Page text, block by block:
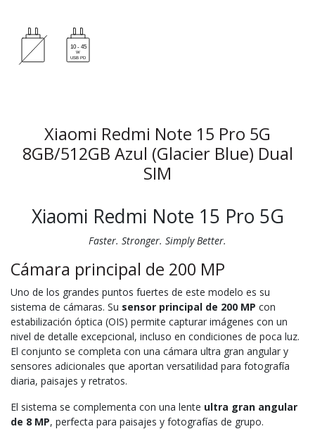
Xiaomi Redmi Note 15 Pro 5G
8GB/512GB Azul (Glacier Blue) Dual
SIM
Xiaomi Redmi Note 15 Pro 5G
Faster. Stronger. Simply Better.
Cámara principal de 200 MP
Uno de los grandes puntos fuertes de este modelo es su
sistema de cámaras. Su sensor principal de 200 MP con
estabilización óptica (OIS) permite capturar imágenes con un
nivel de detalle excepcional, incluso en condiciones de poca luz.
El conjunto se completa con una cámara ultra gran angular y
sensores adicionales que aportan versatilidad para fotografía
diaria, paisajes y retratos.
El sistema se complementa con una lente ultra gran angular
de 8 MP, perfecta para paisajes y fotografías de grupo.